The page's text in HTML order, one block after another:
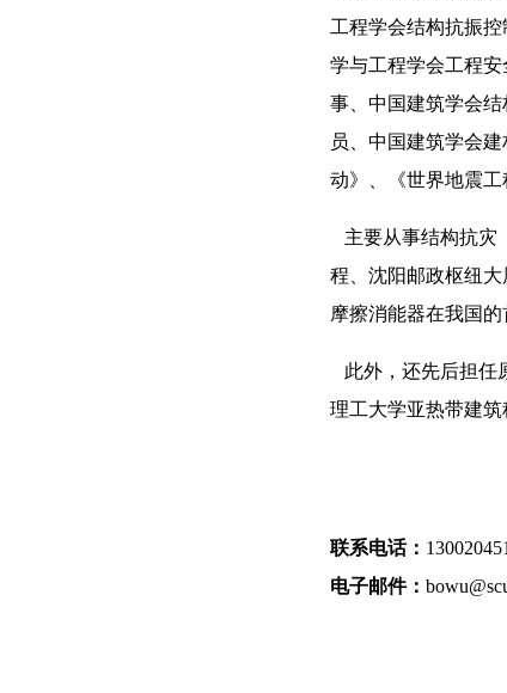
工程学会结构抗振
学与工程学会工程
事、中国建筑学会
员、中国建筑学会
动》、《世界地震工
主要从事结构抗灾
程、沈阳邮政枢纽
摩擦消能器在我国
此外，还先后担任
理工大学亚热带建
联系电话：
电子邮件：